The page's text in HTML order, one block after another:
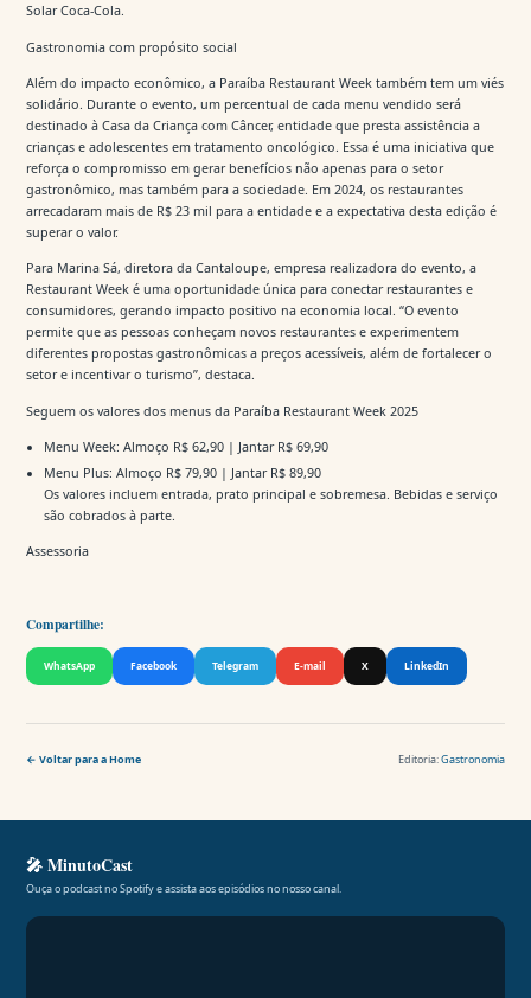
Solar Coca-Cola.
Gastronomia com propósito social
Além do impacto econômico, a Paraíba Restaurant Week também tem um viés
solidário. Durante o evento, um percentual de cada menu vendido será
destinado à Casa da Criança com Câncer, entidade que presta assistência a
crianças e adolescentes em tratamento oncológico. Essa é uma iniciativa que
reforça o compromisso em gerar benefícios não apenas para o setor
gastronômico, mas também para a sociedade. Em 2024, os restaurantes
arrecadaram mais de R$ 23 mil para a entidade e a expectativa desta edição é
superar o valor.
Para Marina Sá, diretora da Cantaloupe, empresa realizadora do evento, a
Restaurant Week é uma oportunidade única para conectar restaurantes e
consumidores, gerando impacto positivo na economia local. “O evento
permite que as pessoas conheçam novos restaurantes e experimentem
diferentes propostas gastronômicas a preços acessíveis, além de fortalecer o
setor e incentivar o turismo”, destaca.
Seguem os valores dos menus da Paraíba Restaurant Week 2025
Menu Week: Almoço R$ 62,90 | Jantar R$ 69,90
Menu Plus: Almoço R$ 79,90 | Jantar R$ 89,90
Os valores incluem entrada, prato principal e sobremesa. Bebidas e serviço
são cobrados à parte.
Assessoria
Compartilhe:
WhatsApp Facebook Telegram E-mail X LinkedIn
← Voltar para a Home Editoria:Gastronomia
🎤 MinutoCast
Ouça o podcast no Spotify e assista aos episódios no nosso canal.